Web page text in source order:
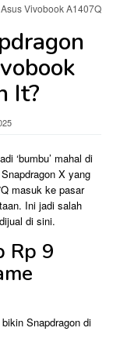
Vivobook A1407Q
It?
‘bumbu’ mahal di
X yang
masuk ke pasar
Ini jadi salah
di sini.
Rp 9
Snapdragon di